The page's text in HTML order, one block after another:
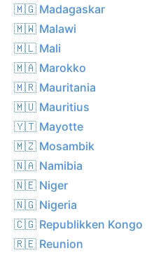
🇲🇬 Madagaskar
🇲🇼 Malawi
🇲🇱 Mali
🇲🇦 Marokko
🇲🇷 Mauritania
🇲🇺 Mauritius
🇾🇹 Mayotte
🇲🇿 Mosambik
🇳🇦 Namibia
🇳🇪 Niger
🇳🇬 Nigeria
🇨🇬 Republikken Kongo
🇷🇪 Reunion